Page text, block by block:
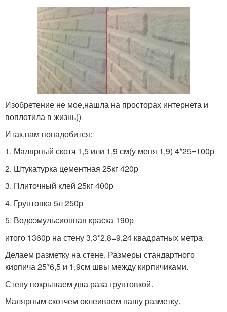
Изобретение не мое,нашла на просторах интернета и
воплотила в жизнь))
Итак,нам понадобится:
1. Малярный скотч 1,5 или 1,9 см(у меня 1,9) 4*25=100р
2. Штукатурка цементная 25кг 420р
3. Плиточный клей 25кг 400р
4. Грунтовка 5л 250р
5. Водоэмульсионная краска 190р
итого 1360р на стену 3,3*2,8=9,24 квадратных метра
Делаем разметку на стене. Размеры стандартного
кирпича 25*6,5 и 1,9см швы между кирпичиками.
Стену покрываем два раза грунтовкой.
Малярным скотчем оклеиваем нашу разметку.